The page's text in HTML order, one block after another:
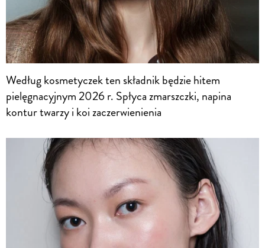
Według kosmetyczek ten składnik będzie hitem
pielęgnacyjnym 2026 r. Spłyca zmarszczki, napina
kontur twarzy i koi zaczerwienienia